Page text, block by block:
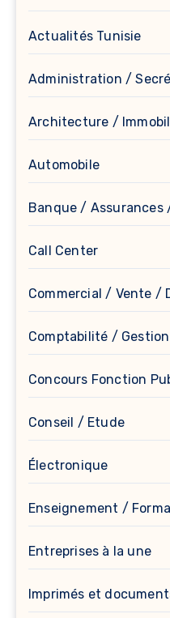
Actualités Tunisie
Administration /
Architecture /
Automobile
Banque / Assurances
Call Center
Commercial / Vente /
Comptabilité /
Concours Fonction
Conseil / Etude
Électronique
Enseignement /
Entreprises à la une
Imprimés et